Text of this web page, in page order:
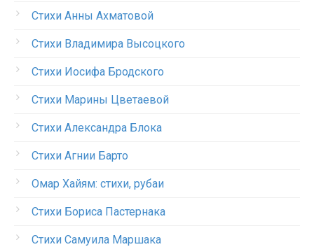
Стихи Анны Ахматовой
Стихи Владимира Высоцкого
Стихи Иосифа Бродского
Стихи Марины Цветаевой
Стихи Александра Блока
Стихи Агнии Барто
Омар Хайям: стихи, рубаи
Стихи Бориса Пастернака
Стихи Самуила Маршака